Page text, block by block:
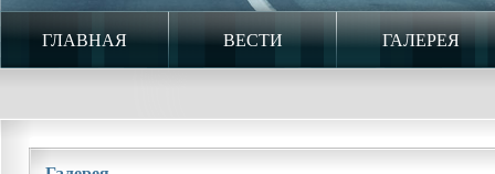
ГЛАВНАЯ ВЕСТИ ГАЛЕРЕЯ